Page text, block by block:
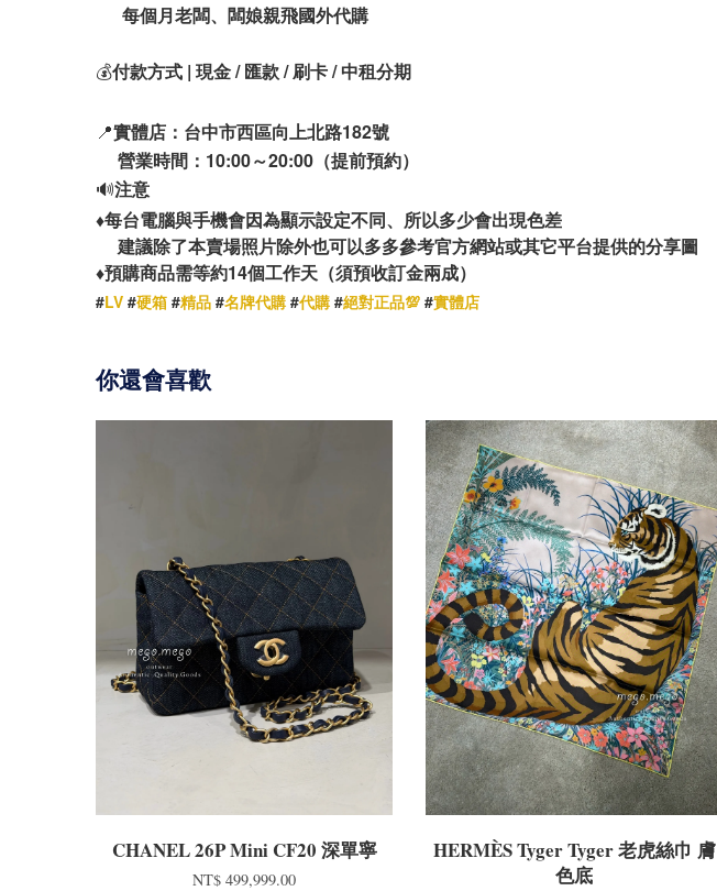
每個月老闆、闆娘親飛國外代購
💰付款方式 | 現金 / 匯款 / 刷卡 / 中租分期
📍實體店：台中市西區向上北路182號
營業時間：10:00～20:00（提前預約）
🔊注意
♦️每台電腦與手機會因為顯示設定不同、所以多少會出現色差
建議除了本賣場照片除外也可以多多參考官方網站或其它平台提供的分享圖
♦️預購商品需等約14個工作天（須預收訂金兩成）
#LV #硬箱 #精品 #名牌代購 #代購 #絕對正品💯 #實體店
你還會喜歡
CHANEL 26P Mini CF20 深單寧
NT$ 499,999.00
HERMÈS Tyger Tyger 老虎絲巾 膚
色底